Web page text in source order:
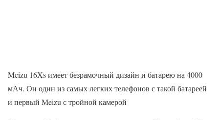
Meizu 16Xs имеет безрамочный дизайн и батарею на 4000
мАч. Он один из самых легких телефонов с такой батареей
и первый Meizu с тройной камерой